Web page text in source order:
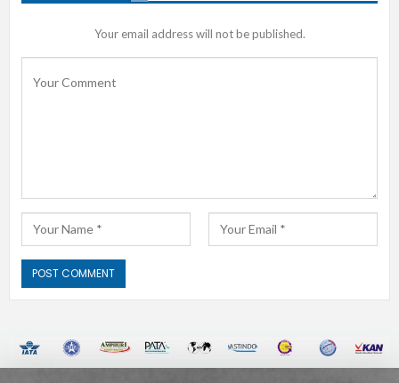
Your email address will not be published.